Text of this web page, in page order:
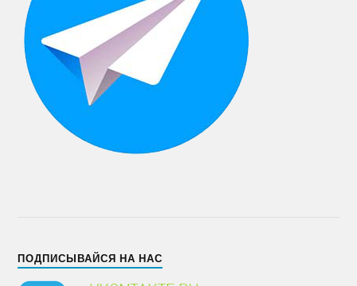
ПОДПИСЫВАЙСЯ НА НАС